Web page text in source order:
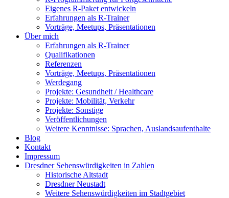
Eigenes R-Paket entwickeln
Erfahrungen als R-Trainer
Vorträge, Meetups, Präsentationen
Über mich
Erfahrungen als R-Trainer
Qualifikationen
Referenzen
Vorträge, Meetups, Präsentationen
Werdegang
Projekte: Gesundheit / Healthcare
Projekte: Mobilität, Verkehr
Projekte: Sonstige
Veröffentlichungen
Weitere Kenntnisse: Sprachen, Auslandsaufenthalte
Blog
Kontakt
Impressum
Dresdner Sehenswürdigkeiten in Zahlen
Historische Altstadt
Dresdner Neustadt
Weitere Sehenswürdigkeiten im Stadtgebiet